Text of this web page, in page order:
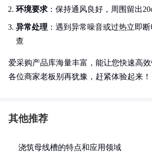
环境要求 ：保持通风良好，周围留出
异常处理 ：遇到异常噪音或过热立即
查
爱采购产品库海量丰富，能让您快速高效
各位商家老板别再犹豫，赶紧体验起来！
其他推荐
浇筑母线槽的特点和应用领域